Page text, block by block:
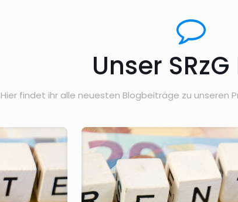
Unser
Hier findet ihr alle neuesten Blogbeiträge zu unseren